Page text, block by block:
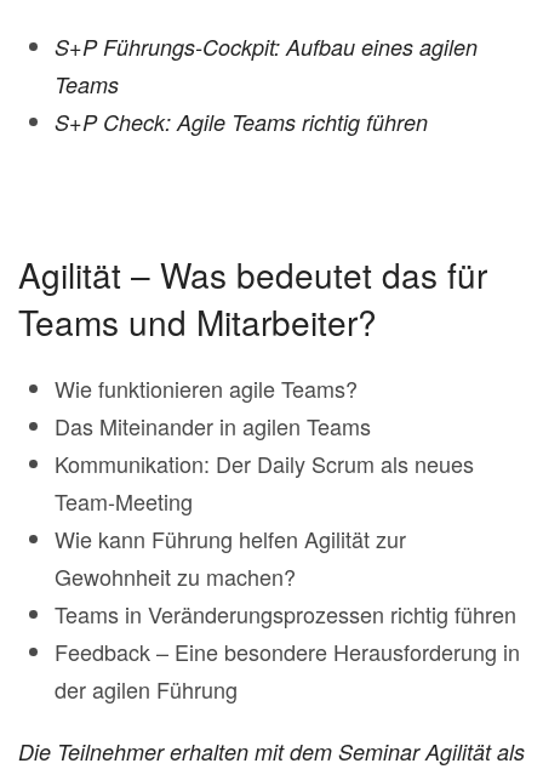
S+P Führungs-Cockpit: Aufbau eines agilen
Teams
S+P Check: Agile Teams richtig führen
Agilität – Was bedeutet das für
Teams und Mitarbeiter?
Wie funktionieren agile Teams?
Das Miteinander in agilen Teams
Kommunikation: Der Daily Scrum als neues
Team-Meeting
Wie kann Führung helfen Agilität zur
Gewohnheit zu machen?
Teams in Veränderungsprozessen richtig führen
Feedback – Eine besondere Herausforderung in
der agilen Führung
Die Teilnehmer erhalten mit dem Seminar Agilität als